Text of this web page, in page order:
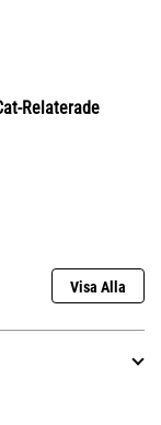
Relaterade
Visa Alla